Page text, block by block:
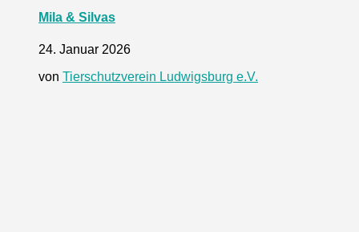
Mila & Silvas
24. Januar 2026
von Tierschutzverein Ludwigsburg e.V.